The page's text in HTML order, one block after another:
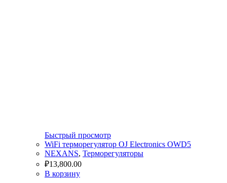
Быстрый просмотр
WiFi терморегулятор OJ Electronics OWD5
NEXANS, Терморегуляторы
₽13,800.00
В корзину